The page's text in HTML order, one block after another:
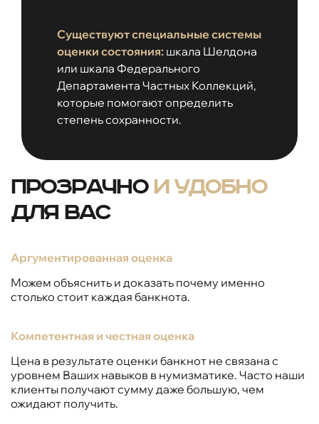
Существуют специальные системы
оценки состояния: шкала Шелдона
или шкала Федерального
Департамента Частных Коллекций,
которые помогают определить
степень сохранности.
Прозрачно и удобно
для вас
Аргументированная оценка
Можем объяснить и доказать почему именно
столько стоит каждая банкнота.
Компетентная и честная оценка
Цена в результате оценки банкнот не связана с
уровнем Ваших навыков в нумизматике. Часто наши
клиенты получают сумму даже большую, чем
ожидают получить.